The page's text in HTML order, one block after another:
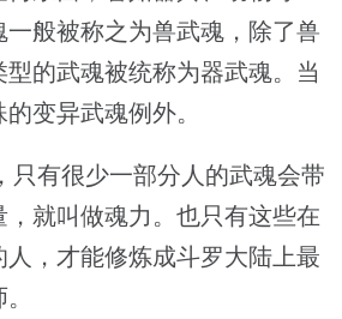
般被称之为兽武魂，除了兽
的武魂被统称为器武魂。当
变异武魂例外。
有很少一部分人的武魂会带
就叫做魂力。也只有这些在
，才能修炼成斗罗大陆上最